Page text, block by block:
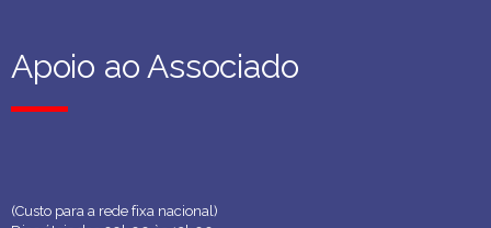
Apoio ao Associado
Apoio ao Associado
(Custo para a rede fixa nacional)